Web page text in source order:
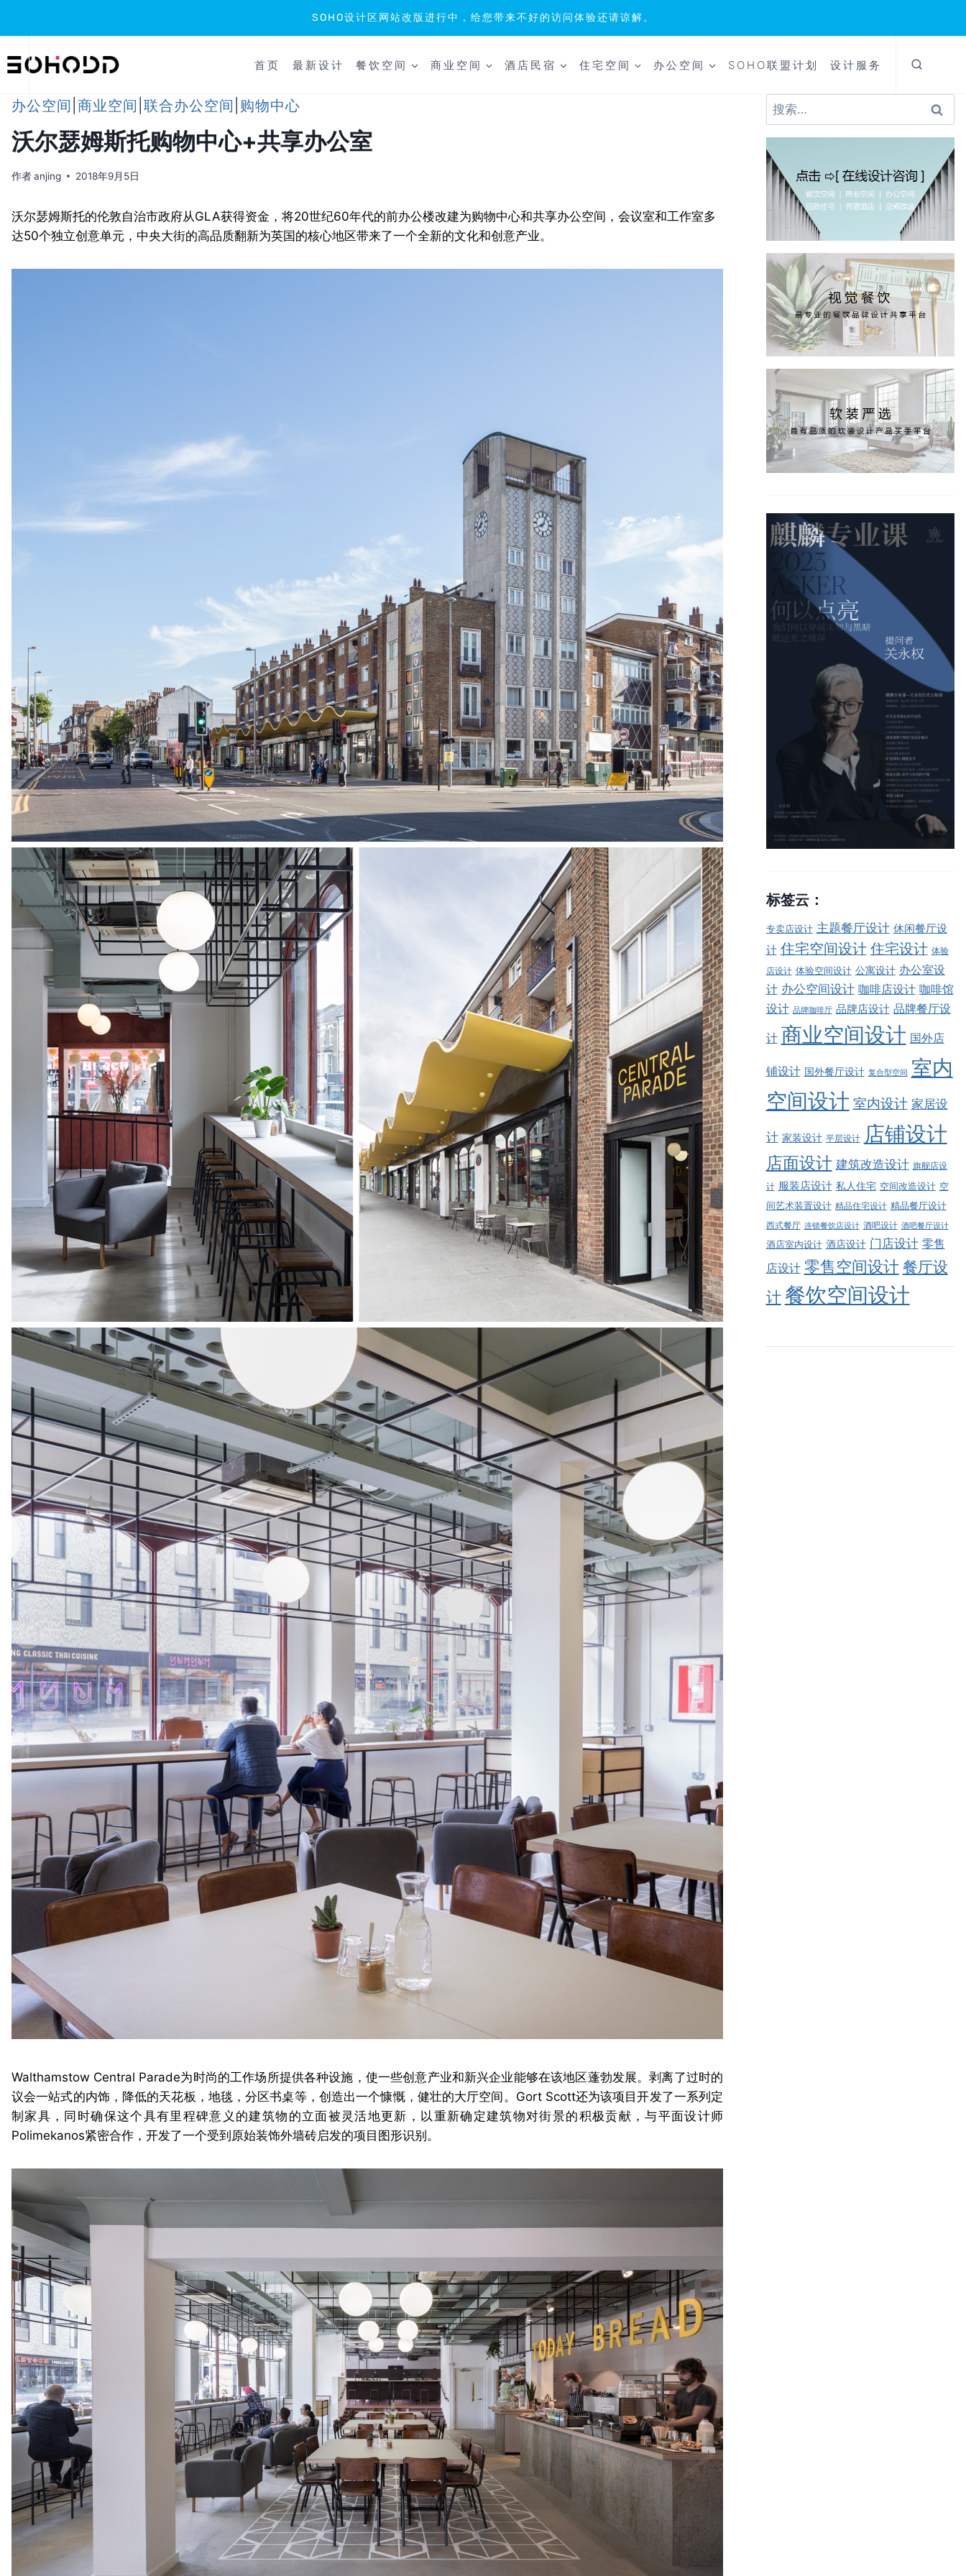
SOHO设计区网站改版进行中，给您带来不好的访问体验还请谅解。
到
首页 最新设计 餐饮空间 商业空间 酒店民宿 住宅空间 办公空间 SOHO联盟计划 设计服务
办公空间 商业空间 联合办公空间 购物中心
沃尔瑟姆斯托购物中心+共享办公室
作者anjing 2018年9月5日
沃尔瑟姆斯托的伦敦自治市政府从GLA获得资金，将20世纪60年代的前办公楼改建为购物中心和共享办公空间，会议室和工作室多
达50个独立创意单元，中央大街的高品质翻新为英国的核心地区带来了一个全新的文化和创意产业。
Walthamstow Central Parade为时尚的工作场所提供各种设施，使一些创意产业和新兴企业能够在该地区蓬勃发展。剥离了过时的
议会一站式的内饰，降低的天花板，地毯，分区书桌等，创造出一个慷慨，健壮的大厅空间。Gort Scott还为该项目开发了一系列定
制家具，同时确保这个具有里程碑意义的建筑物的立面被灵活地更新，以重新确定建筑物对街景的积极贡献，与平面设计师
Polimekanos紧密合作，开发了一个受到原始装饰外墙砖启发的项目图形识别。
搜
索：
标签云：
专卖店设计 主题餐厅设计 休闲餐厅设
计 住宅空间设计 住宅设计 体验
店设计 体验空间设计 公寓设计 办公室设
计 办公空间设计 咖啡店设计 咖啡馆
设计 品牌咖啡厅 品牌店设计 品牌餐厅设
计 商业空间设计 国外店
铺设计 国外餐厅设计 复合型空间
室内
空间设计 室内设计 家居设
计 家装设计 平层设计 店铺设计
店面设计 建筑改造设计 旗舰店设
计 服装店设计 私人住宅 空间改造设计 空
间艺术装置设计 精品住宅设计 精品餐厅设计
西式餐厅 连锁餐饮店设计 酒吧设计 酒吧餐厅设计
酒店室内设计 酒店设计 门店设计 零售
店设计 零售空间设计 餐厅设
计 餐饮空间设计